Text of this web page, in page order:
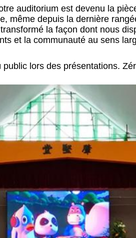
auditorium est devenu la
même depuis la dernière
la façon dont nous
et la communauté au sens
lors des présentations.